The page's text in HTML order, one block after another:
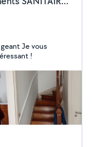
de
sure mesure
de plâtre
vous
!